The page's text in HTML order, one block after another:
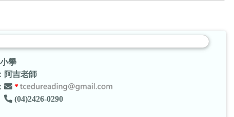
學
吉老師
*
(04)2426-0290